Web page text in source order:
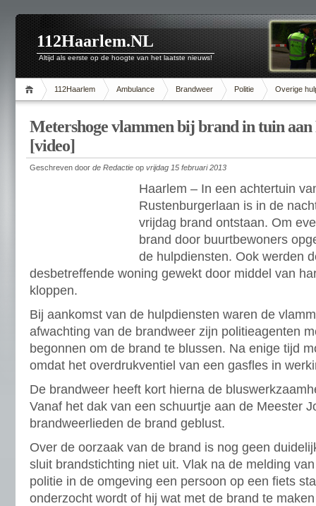
112Haarlem.NL
Altijd als eerste op de hoogte van het laatste nieuws!
112Haarlem Ambulance Brandweer Politie Overige
Metershoge vlammen bij brand in tuin
[video]
Geschreven door de Redactie op vrijdag 15 februari 2013
Haarlem – In een achtertuin
Rustenburgerlaan is in de
vrijdag brand ontstaan. Om
brand door buurtbewoners
de hulpdiensten. Ook werden
desbetreffende woning gewekt door middel van
kloppen.
Bij aankomst van de hulpdiensten waren de
afwachting van de brandweer zijn politieagenten
begonnen om de brand te blussen. Na enige tijd
omdat het overdrukventiel van een gasfles in
De brandweer heeft kort hierna de
Vanaf het dak van een schuurtje aan de Meester
brandweerlieden de brand geblust.
Over de oorzaak van de brand is nog geen
sluit brandstichting niet uit. Vlak na de melding
politie in de omgeving een persoon op een fiets
onderzocht wordt of hij wat met de brand te